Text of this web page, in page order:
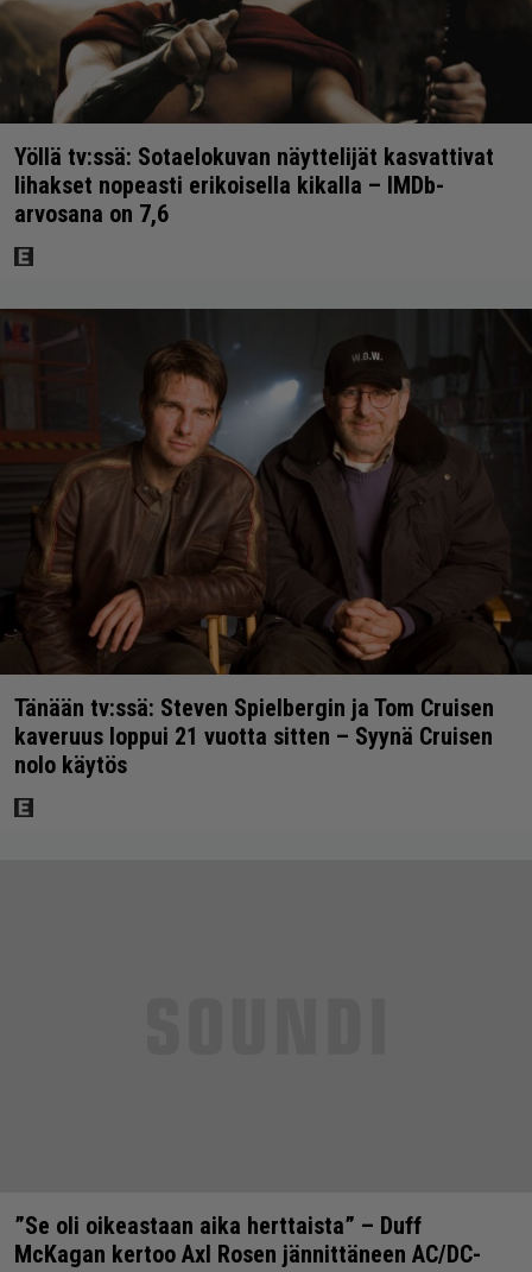
Yöllä tv:ssä: Sotaelokuvan näyttelijät kasvattivat
lihakset nopeasti erikoisella kikalla – IMDb-
arvosana on 7,6
Tänään tv:ssä: Steven Spielbergin ja Tom Cruisen
kaveruus loppui 21 vuotta sitten – Syynä Cruisen
nolo käytös
”Se oli oikeastaan aika herttaista” – Duff
McKagan kertoo Axl Rosen jännittäneen AC/DC-